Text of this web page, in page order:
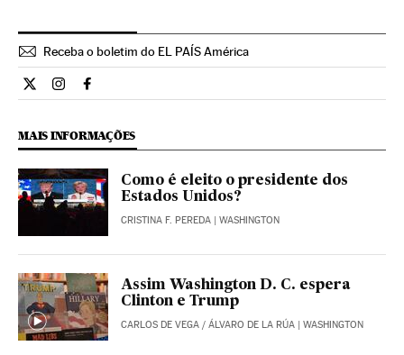
Receba o boletim do EL PAÍS América
Internacional El País Brasil en Twitter
Internacional El País Brasil en Instagram
Internacional El País Brasil en Facebook
MAIS INFORMAÇÕES
Como é eleito o presidente dos
Estados Unidos?
CRISTINA F. PEREDA | WASHINGTON
Assim Washington D. C. espera
Clinton e Trump
CARLOS DE VEGA / ÁLVARO DE LA RÚA | WASHINGTON